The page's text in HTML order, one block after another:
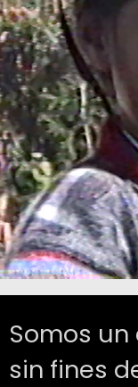
Somos
sin fines